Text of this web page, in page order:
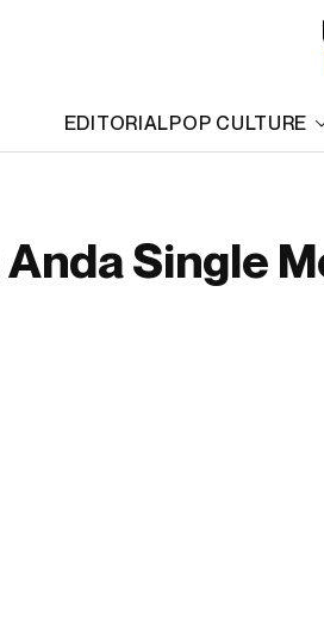
EDITORIALPOP CULTURE
Single